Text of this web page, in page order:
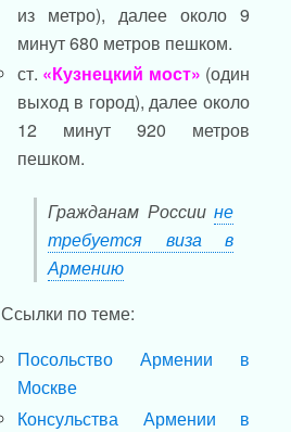
из метро), далее около 9
минут 680 метров пешком.
ст. «Кузнецкий мост» (один
выход в город), далее около
12 минут 920 метров
пешком.
Гражданам России не
требуется виза в
Армению
Ссылки по теме:
Посольство Армении в
Москве
Консульства Армении в